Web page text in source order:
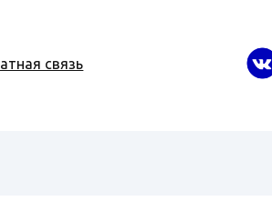
связь